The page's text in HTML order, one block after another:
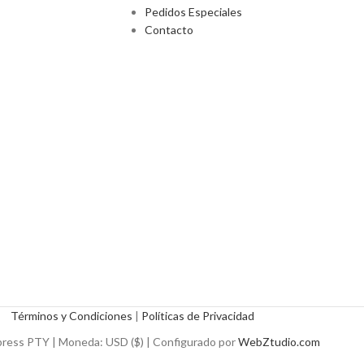
Pedidos Especiales
Contacto
Términos y Condiciones | Políticas de Privacidad
PTY | Moneda: USD ($) | Configurado porWebZtudio.com